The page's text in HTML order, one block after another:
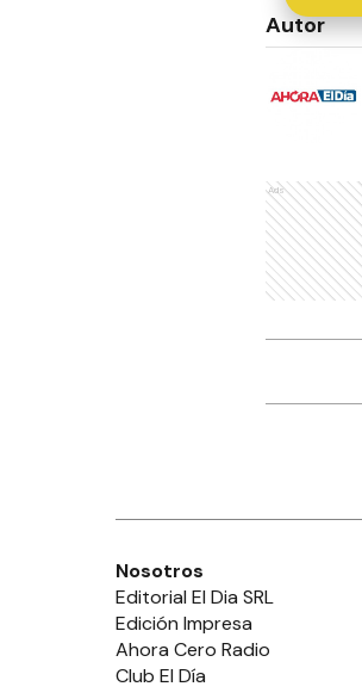
Autor
Ads
Nosotros
Editorial El Dia SRL
Edición Impresa
Ahora Cero Radio
Club El Día